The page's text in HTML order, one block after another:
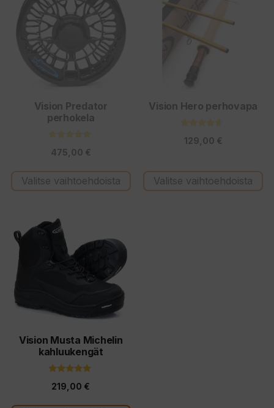
Vision Predator
perhokela
5:stä
475,00 €
Valitse vaihtoehdoista
useampi
muunnelma.
Voit
tehdä
tuotteen
Vision Hero perhovapa
5:stä
129,00 €
Valitse vaihtoehdoista
muunnelma.
tuotteen
Vision Musta Michelin
kahluukengät
5:stä
219,00 €
tuotteella
on
useampi
muunnelma.
Voit
tehdä
tuotteen
sivulla.